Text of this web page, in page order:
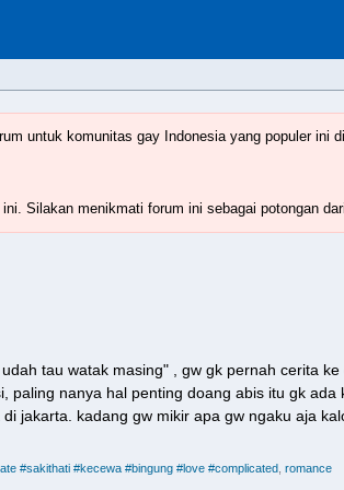
untuk komunitas gay Indonesia yang populer ini
Silakan menikmati forum ini sebagai potongan
tau watak masing" , gw gk pernah cerita
nanya hal penting doang abis itu gk ada
jakarta. kadang gw mikir apa gw ngaku aja
#sakithati #kecewa #bingung #love #complicated romance